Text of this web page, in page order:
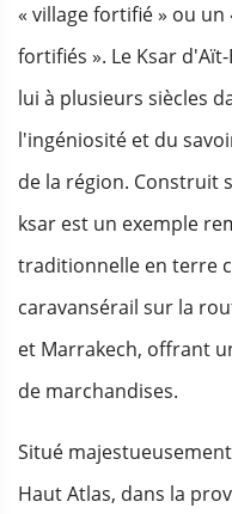
« village fortifié » ou
fortifiés ». Le Ksar
lui à plusieurs siècles
l'ingéniosité et du
de la région. Construit
ksar est un exemple
traditionnelle en terre
caravansérail sur la
et Marrakech, offrant
de marchandises.
Situé
Haut Atlas, dans la